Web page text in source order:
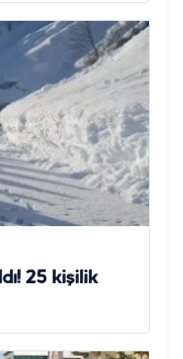
25 kişilik